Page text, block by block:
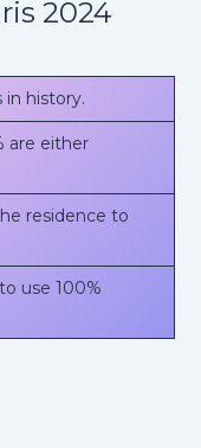
2024
history.
are either
residence to
use 100%